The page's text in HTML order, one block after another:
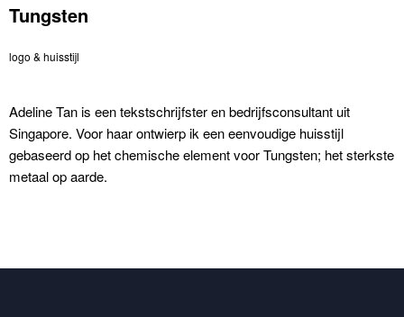
Tungsten
logo & huisstijl
Adeline Tan is een tekstschrijfster en bedrijfsconsultant uit
Singapore. Voor haar ontwierp ik een eenvoudige huisstijl
gebaseerd op het chemische element voor Tungsten; het sterkste
metaal op aarde.